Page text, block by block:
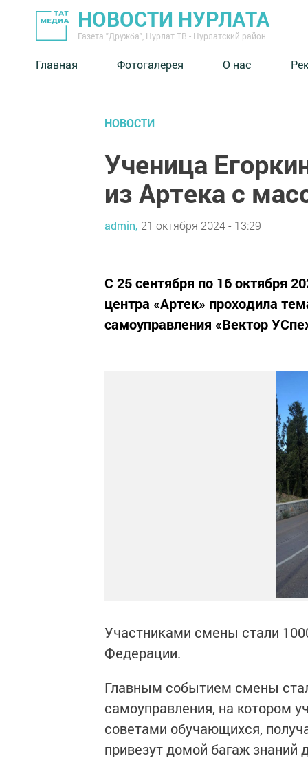
НОВОСТИ НУРЛАТА
Газета "Дружба", Нурлат ТВ - Нурлатский район
Главная Фотогалерея О нас
НОВОСТИ
Ученица
из Артека с
admin, 21 октября 2024 - 13:29
С 25 сентября по 16 октября
центра «Артек» проходила
самоуправления «Вектор
Участниками смены стали
Федерации.
Главным событием смены
самоуправления, на котором
советами обучающихся,
привезут домой багаж знаний